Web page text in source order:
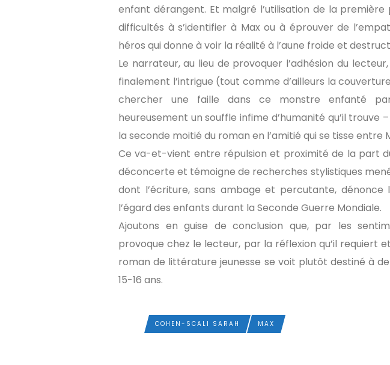
enfant dérangent. Et malgré l’utilisation de la
difficultés à s’identifier à Max ou à éprouver de
héros qui donne à voir la réalité à l’aune froide et
Le narrateur, au lieu de provoquer l’adhésion du
finalement l’intrigue (tout comme d’ailleurs la
chercher une faille dans ce monstre enfanté
heureusement un souffle infime d’humanité qu’il trouve
la seconde moitié du roman en l’amitié qui se tisse entre
Ce va-et-vient entre répulsion et proximité de la part
déconcerte et témoigne de recherches stylistiques
dont l’écriture, sans ambage et percutante, dénonce
l’égard des enfants durant la Seconde Guerre Mondiale.
Ajoutons en guise de conclusion que, par les
provoque chez le lecteur, par la réflexion qu’il requiert
roman de littérature jeunesse se voit plutôt destiné à
15-16 ans.
COHEN-SCALI SARAH MAX